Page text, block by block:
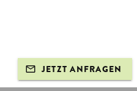
JETZT ANFRAGEN